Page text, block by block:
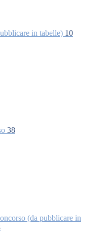
in tabelle) 10
38
(da pubblicare in